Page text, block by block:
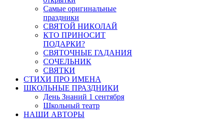
Самые оригинальные
праздники
СВЯТОЙ НИКОЛАЙ
КТО ПРИНОСИТ
ПОДАРКИ?
СВЯТОЧНЫЕ ГАДАНИЯ
СОЧЕЛЬНИК
СВЯТКИ
СТИХИ ПРО ИМЕНА
ШКОЛЬНЫЕ ПРАЗДНИКИ
День Знаний 1 сентября
Школьный театр
НАШИ АВТОРЫ